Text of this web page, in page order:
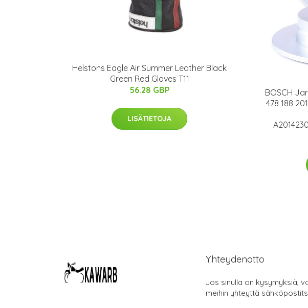
Helstons Eagle Air Summer Leather Black
Green Red Gloves T11
56.28 GBP
LISÄTIETOJA
BOSCH
478 188
Yhteydenotto
Jos sinulla on kysymyksiä,
meihin yhteyttä